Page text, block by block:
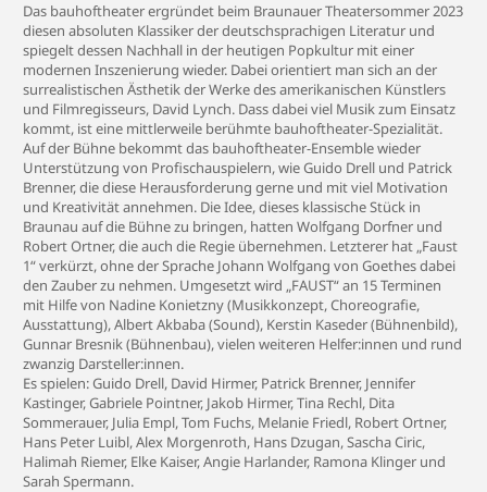
Das bauhoftheater ergründet beim Braunauer Theatersommer 2023
diesen absoluten Klassiker der deutschsprachigen Literatur und
spiegelt dessen Nachhall in der heutigen Popkultur mit einer
modernen Inszenierung wieder. Dabei orientiert man sich an der
surrealistischen Ästhetik der Werke des amerikanischen Künstlers
und Filmregisseurs, David Lynch. Dass dabei viel Musik zum Einsatz
kommt, ist eine mittlerweile berühmte bauhoftheater-Spezialität.
Auf der Bühne bekommt das bauhoftheater-Ensemble wieder
Unterstützung von Profischauspielern, wie Guido Drell und Patrick
Brenner, die diese Herausforderung gerne und mit viel Motivation
und Kreativität annehmen. Die Idee, dieses klassische Stück in
Braunau auf die Bühne zu bringen, hatten Wolfgang Dorfner und
Robert Ortner, die auch die Regie übernehmen. Letzterer hat „Faust
1“ verkürzt, ohne der Sprache Johann Wolfgang von Goethes dabei
den Zauber zu nehmen. Umgesetzt wird „FAUST“ an 15 Terminen
mit Hilfe von Nadine Konietzny (Musikkonzept, Choreografie,
Ausstattung), Albert Akbaba (Sound), Kerstin Kaseder (Bühnenbild),
Gunnar Bresnik (Bühnenbau), vielen weiteren Helfer:innen und rund
zwanzig Darsteller:innen.
Es spielen: Guido Drell, David Hirmer, Patrick Brenner, Jennifer
Kastinger, Gabriele Pointner, Jakob Hirmer, Tina Rechl, Dita
Sommerauer, Julia Empl, Tom Fuchs, Melanie Friedl, Robert Ortner,
Hans Peter Luibl, Alex Morgenroth, Hans Dzugan, Sascha Ciric,
Halimah Riemer, Elke Kaiser, Angie Harlander, Ramona Klinger und
Sarah Spermann.